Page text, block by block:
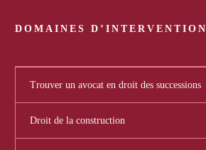
DOMAINES D’INTERVENTION
Trouver un avocat en droit des successions
Droit de la construction